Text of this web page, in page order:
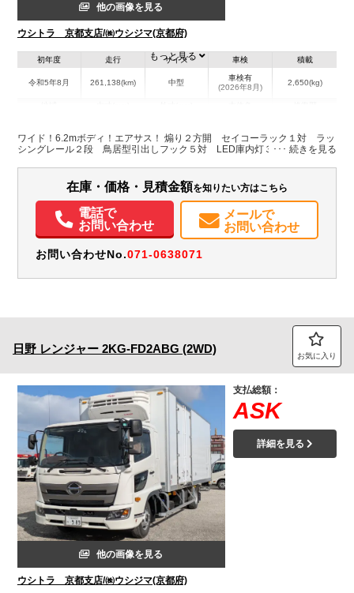
他の画像を見る
ウシトラ 京都支店/㈱ウシジマ(京都府)
初年度
令和5年8月
走行
261,138(km)
サイズ
中型
車検
車検有
(2026年8月)
積載
2,650(kg)
京都府
W:2,405
H:2,420
W:2,490
H:3,520
無
装備情報
もっと見る
ワイド！6.2mボディ！エアサス！ 煽り２方開 セイコーラック１対 ラッ
シングレール２段 鳥居型引出しフック５対 LED庫内灯３本
在庫・価格・見積金額を知りたい方はこちら
電話で
お問い合わせ
メールで
お問い合わせ
お問い合わせNo.071-0638071
日野 レンジャー 2KG-FD2ABG (2WD) お気に入り
他の画像を見る
ウシトラ 京都支店/㈱ウシジマ(京都府)
支払総額：
ASK
詳細を見る